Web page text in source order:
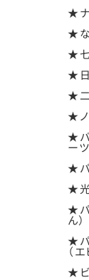
★ナ
★な
★七
★日
★二
★ノ
★バ
ーツ
★パ
★光
★パ
ん）
★
（エ
★ビ